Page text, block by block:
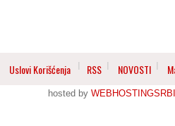
Uslovi Korišćenja RSS NOVOSTI
hosted by